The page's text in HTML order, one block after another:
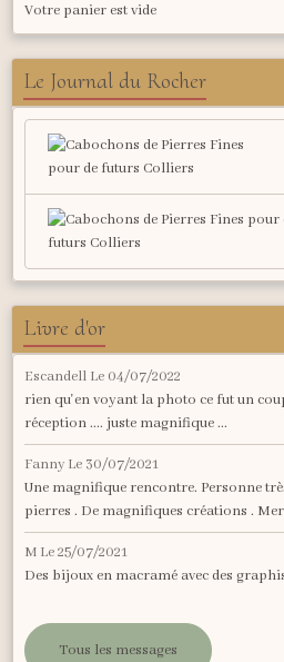
Votre panier est vide
Le Journal du Rocher
Livre d'or
Escandell Le 04/07/2022
rien qu'en voyant la photo ce fut un
réception .... juste magnifique ...
Fanny Le 30/07/2021
Une magnifique rencontre. Personne
pierres . De magnifiques créations .
M Le 25/07/2021
Des bijoux en macramé avec des
Tous les messages